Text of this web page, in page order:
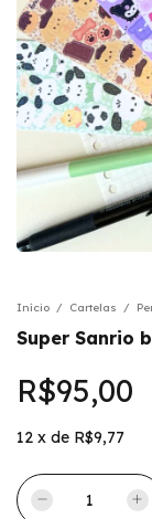
Início / Cartelas /
Super Sanrio
R$95,00
12 x de R$9,77